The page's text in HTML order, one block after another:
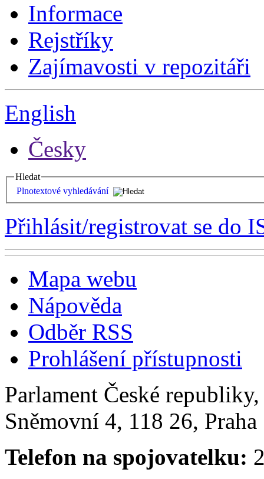
Informace
Rejstříky
Zajímavosti v repozitáři
English
Česky
Hledat
Plnotextové vyhledávání
Přihlásit/registrovat se do
Mapa webu
Nápověda
Odběr RSS
Prohlášení přístupnosti
Parlament České
Sněmovní 4, 118 26,
Telefon na spojovatelku: